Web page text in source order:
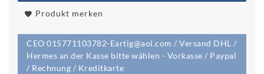
Produkt merken
CEO 015771103782-Eartig@aol.com / Versand DHL /
Hermes an der Kasse bitte wählen - Vorkasse / Paypal
/ Rechnung / Kreditkarte